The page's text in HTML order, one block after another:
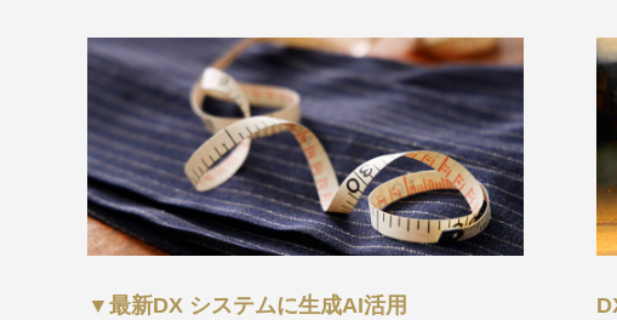
▼最新DX システムに生成AI活用